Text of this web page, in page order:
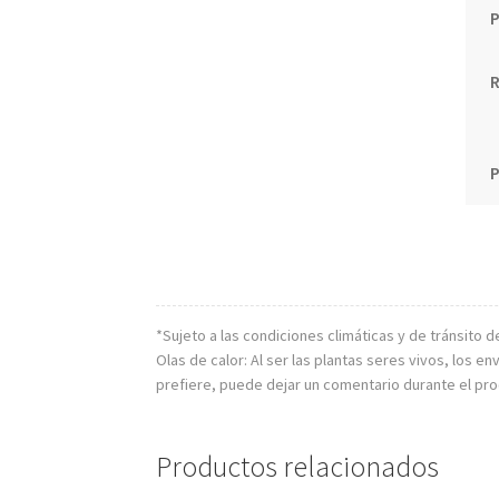
*Sujeto a las condiciones climáticas y de tránsito
Olas de calor: Al ser las plantas seres vivos, los
prefiere, puede dejar un comentario durante el
Productos relacionados